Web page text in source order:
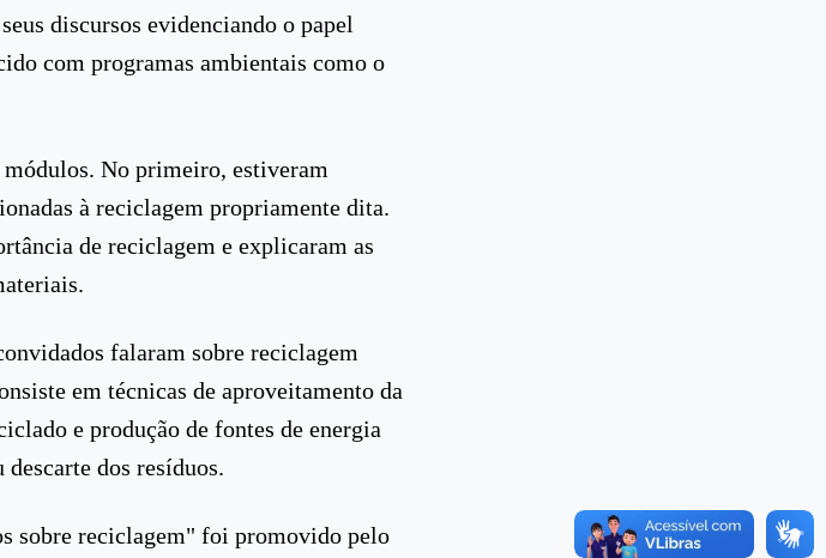
discursos evidenciando o papel
com programas ambientais como o
No primeiro, estiveram
à reciclagem propriamente dita.
de reciclagem e explicaram as
falaram sobre reciclagem
em técnicas de aproveitamento da
e produção de fontes de energia
dos resíduos.
sobre reciclagem" foi promovido pelo